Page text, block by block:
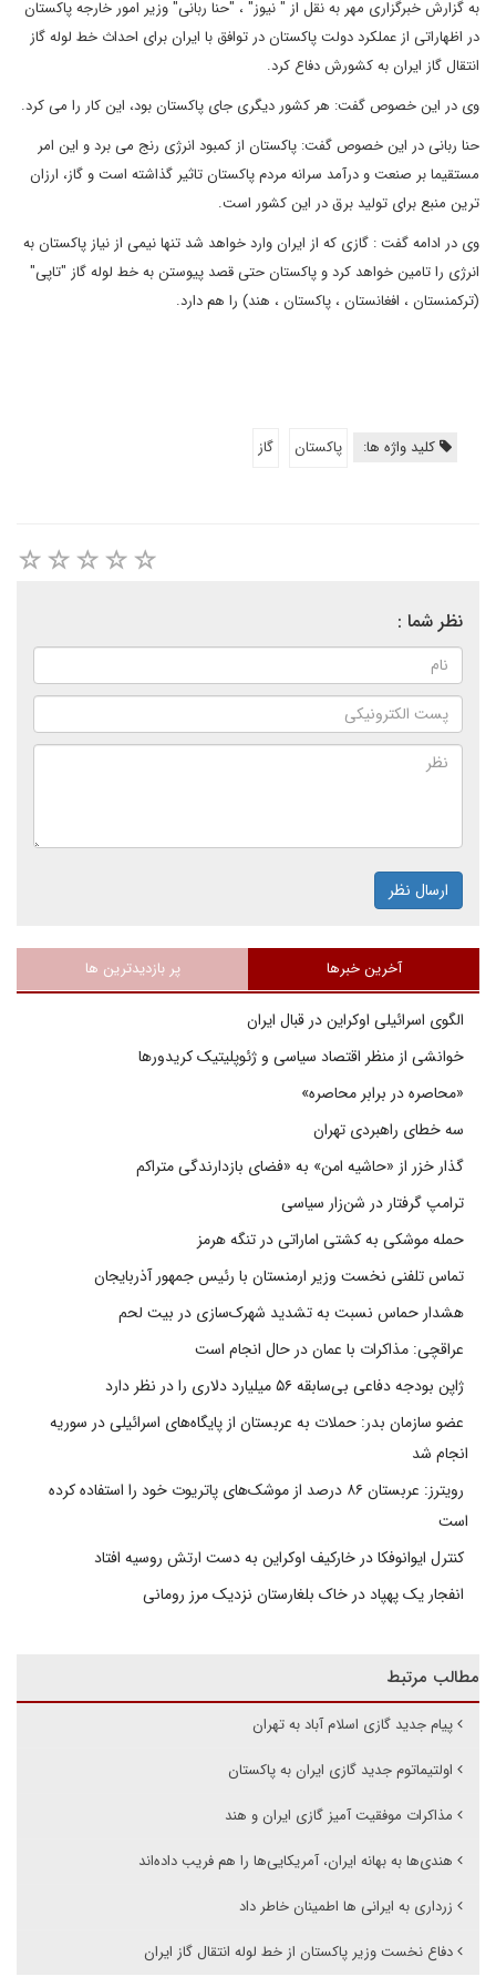
به گزارش خبرگزاری مهر به نقل از " نیوز" ، "حنا ربانی" وزیر امور خارجه پاکستان
در اظهاراتی از عملکرد دولت پاکستان در توافق با ایران برای احداث خط لوله گاز
انتقال گاز ایران به کشورش دفاع کرد.
وی در این خصوص گفت: هر کشور دیگری جای پاکستان بود، این کار را می کرد.
حنا ربانی در این خصوص گفت: پاکستان از کمبود انرژی رنج می برد و این امر
مستقیما بر صنعت و درآمد سرانه مردم پاکستان تاثیر گذاشته است و گاز، ارزان
ترین منبع برای تولید برق در این کشور است.
وی در ادامه گفت : گازی که از ایران وارد خواهد شد تنها نیمی از نیاز پاکستان به
انرژی را تامین خواهد کرد و پاکستان حتی قصد پیوستن به خط لوله گاز "تاپی"
(ترکمنستان ، افغانستان ، پاکستان ، هند) را هم دارد.
کلید واژه ها: پاکستان گاز
نظر شما :
ارسال نظر
آخرین خبرها پر بازدیدترین ها
الگوی اسرائیلی اوکراین در قبال ایران
خوانشی از منظر اقتصاد سیاسی و ژئوپلیتیک کریدورها
«محاصره در برابر محاصره»
سه خطای راهبردی تهران
گذار خزر از «حاشیه امن» به «فضای بازدارندگی متراکم
ترامپ گرفتار در شن‌زار سیاسی
حمله موشکی به کشتی اماراتی در تنگه هرمز
تماس تلفنی نخست وزیر ارمنستان با رئیس جمهور آذربایجان
هشدار حماس نسبت به تشدید شهرک‌سازی در بیت‌ لحم
عراقچی: مذاکرات با عمان در حال انجام است
ژاپن بودجه دفاعی بی‌سابقه ۵۶ میلیارد دلاری را در نظر دارد
عضو سازمان بدر: حملات به عربستان از پایگاه‌های اسرائیلی در سوریه
انجام شد
رویترز: عربستان ۸۶ درصد از موشک‌های پاتریوت خود را استفاده کرده
است
کنترل ایوانوفکا در خارکیف اوکراین به دست ارتش روسیه افتاد
انفجار یک پهپاد در خاک بلغارستان نزدیک مرز رومانی
مطالب مرتبط
پیام جدید گازی اسلام آباد به تهران
اولتیماتوم جدید گازی ایران به پاکستان
مذاکرات موفقیت آمیز گازی ایران و هند
هندی‌ها به بهانه ایران، آمریکایی‌ها را هم فریب داده‌اند
زرداری به ایرانی ها اطمینان خاطر داد
دفاع نخست وزیر پاکستان از خط لوله انتقال گاز ایران